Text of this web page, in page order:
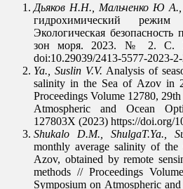
Дьяков Н.Н., Мальченко Ю
гидрохимический
Экологическая
зон моря. 2023. № 2. С.
doi:10.29039/2413-5577-2023-
Ya., Suslin V.V. Analysis of
salinity in the Sea of Azov in
Proceedings Volume 12780,
Atmospheric and Ocean
127803X (2023) https://doi.org/
Shukalo D.M., ShulgaT.Ya.,
monthly average salinity of
Azov, obtained by remote
methods // Proceedings
Symposium on Atmospheric